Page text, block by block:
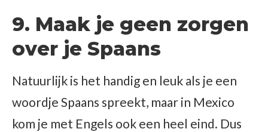
9. Maak je geen zorgen
over je Spaans
Natuurlijk is het handig en leuk als je een
woordje Spaans spreekt, maar in Mexico
kom je met Engels ook een heel eind. Dus